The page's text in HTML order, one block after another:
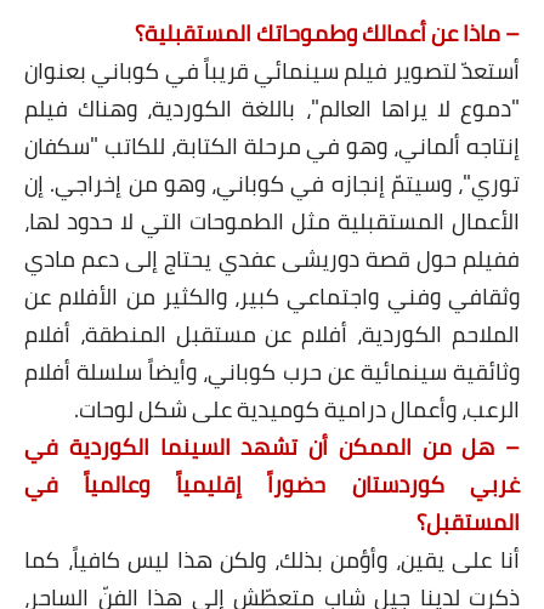
– ماذا عن أعمالك وطموحاتك المستقبلية؟
أستعدّ لتصوير فيلم سينمائي قريباً في كوباني بعنوان
"دموع لا يراها العالم"، باللغة الكوردية، وهناك فيلم
إنتاجه ألماني، وهو في مرحلة الكتابة، للكاتب "سكفان
توري"، وسيتمّ إنجازه في كوباني، وهو من إخراجي. إن
الأعمال المستقبلية مثل الطموحات التي لا حدود لها،
ففيلم حول قصة دوريشى عفدي يحتاج إلى دعم مادي
وثقافي وفني واجتماعي كبير، والكثير من الأفلام عن
الملاحم الكوردية، أفلام عن مستقبل المنطقة، أفلام
وثائقية سينمائية عن حرب كوباني، وأيضاً سلسلة أفلام
الرعب، وأعمال درامية كوميدية على شكل لوحات.
– هل من الممكن أن تشهد السينما الكوردية في
غربي كوردستان حضوراً إقليمياً وعالمياً في
المستقبل؟
أنا على يقين، وأؤمن بذلك، ولكن هذا ليس كافياً، كما
ذكرت لدينا جيل شاب متعطّش إلى هذا الفنّ الساحر،